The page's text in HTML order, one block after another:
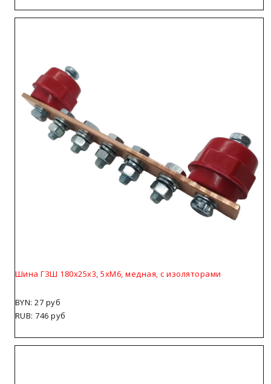
Шина ГЗШ 180х25х3, 5хМ6, медная, с изоляторами
BYN: 27 руб
RUB: 746 руб